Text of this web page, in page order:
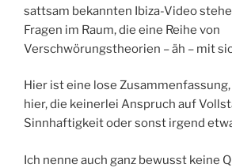
sattsam bekannten Ibiza-Video
Fragen im Raum, die eine Reihe von
Verschwörungstheorien – äh – mit
Hier ist eine lose
hier, die keinerlei Anspruch auf
Sinnhaftigkeit oder sonst irgend
Ich nenne auch ganz bewusst keine